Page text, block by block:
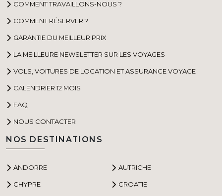
COMMENT TRAVAILLONS-NOUS ?
COMMENT RÉSERVER ?
GARANTIE DU MEILLEUR PRIX
LA MEILLEURE NEWSLETTER SUR LES VOYAGES
VOLS, VOITURES DE LOCATION ET ASSURANCE VOYAGE
CALENDRIER 12 MOIS
FAQ
NOUS CONTACTER
NOS DESTINATIONS
ANDORRE AUTRICHE
CHYPRE CROATIE